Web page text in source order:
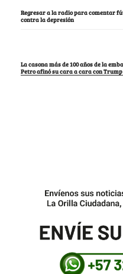
Regresar a la radio para comentar
contra la depresión
La casona más de 100 años de la
Petro afinó su cara a cara con Trump